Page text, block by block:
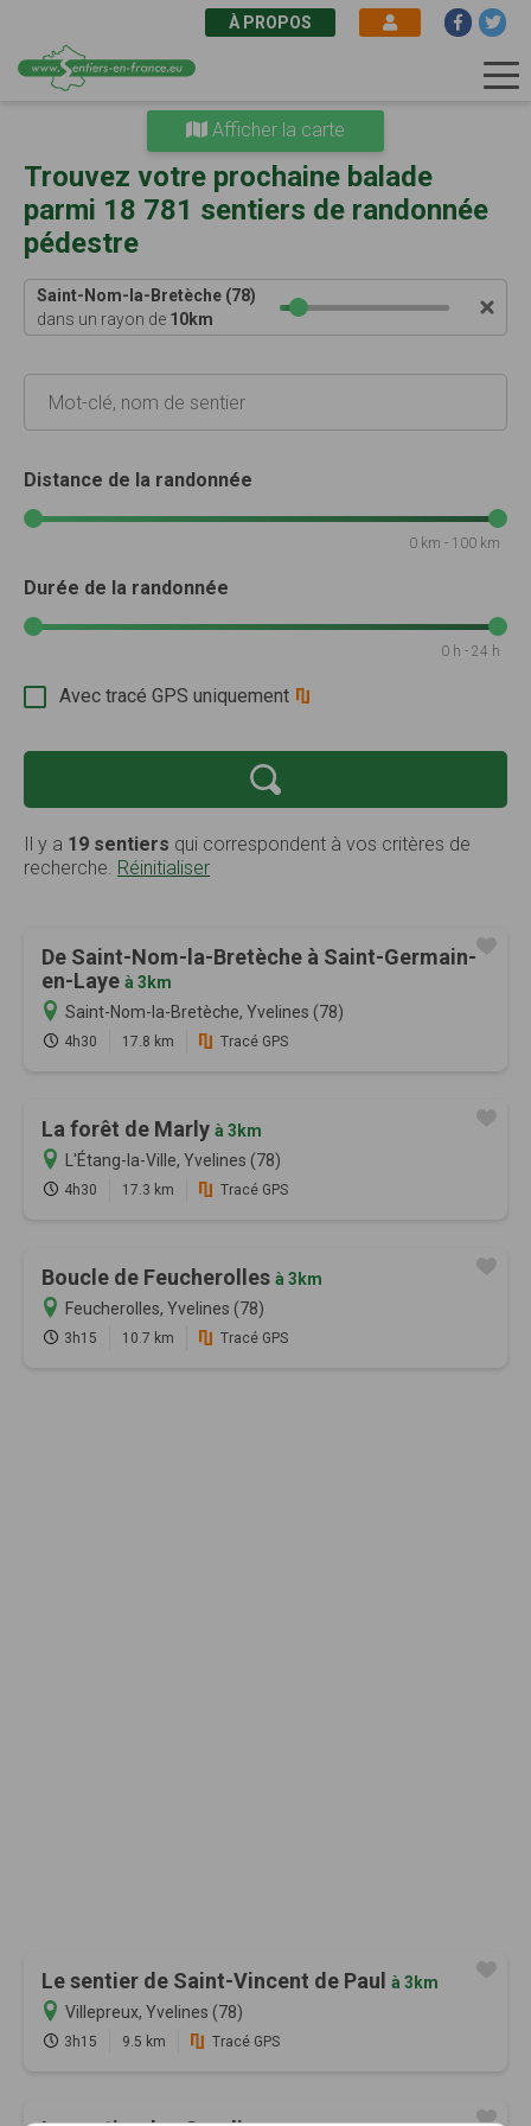
principal
À PROPOS
Trouvez votre prochaine balade
parmi 18 781 sentiers de randonnée
pédestre
Saint-Nom-la-Bretèche (78)
dans un rayon de 10km
Distance de la randonnée
0 km - 100 km
Durée de la randonnée
0 h - 24 h
Avec tracé GPS uniquement
Il y a 19 sentiers qui correspondent à vos critères de
recherche. Réinitialiser
De Saint-Nom-la-Bretèche à Saint-Germain-
en-Laye à 3km
Saint-Nom-la-Bretèche, Yvelines (78)
4h30 17.8 km Tracé GPS
La forêt de Marly à 3km
L'Étang-la-Ville, Yvelines (78)
4h30 17.3 km Tracé GPS
Boucle de Feucherolles à 3km
Feucherolles, Yvelines (78)
3h15 10.7 km Tracé GPS
Le sentier de Saint-Vincent de Paul
à 3km
Villepreux, Yvelines (78)
3h15 9.5 km Tracé GPS
Afficher la carte